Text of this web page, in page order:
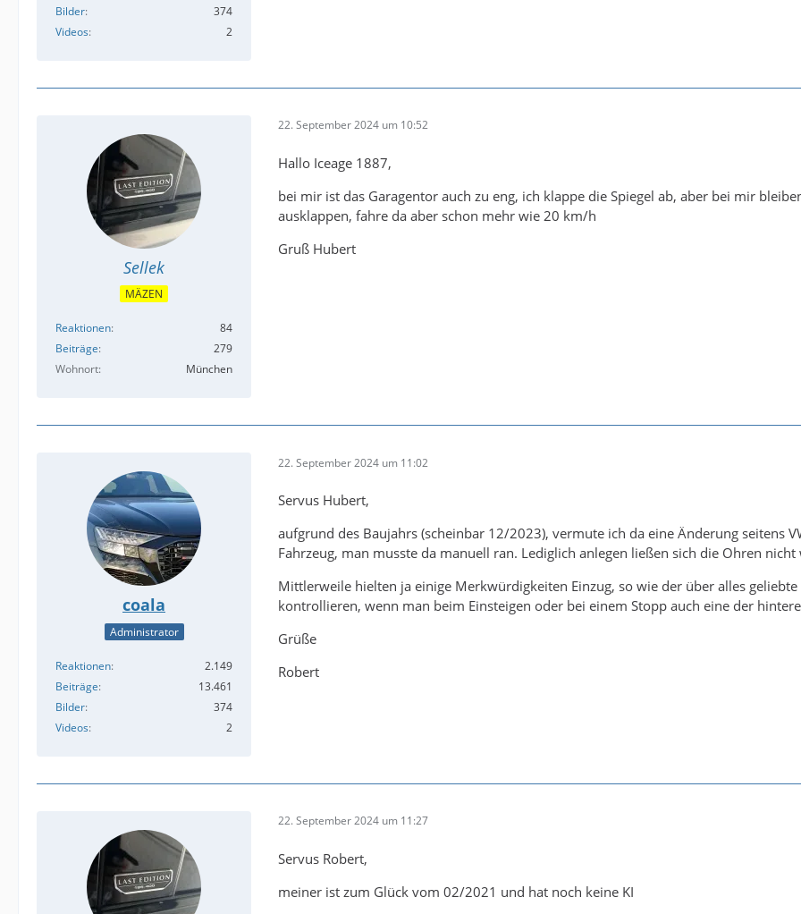
Bilder
374
Videos
2
Sellek
MÄZEN
Reaktionen
84
Beiträge
279
Wohnort
München
22. September 2024 um 10:52
Hallo Iceage 1887,
bei mir ist das Garagentor auch zu eng, ich klappe die Spiegel ab, aber bei mir
ausklappen, fahre da aber schon mehr wie 20 km/h
Gruß Hubert
coala
Administrator
Reaktionen
2.149
Beiträge
13.461
Bilder
374
Videos
2
22. September 2024 um 11:02
Servus Hubert,
aufgrund des Baujahrs (scheinbar 12/2023), vermute ich da eine Änderung seitens
Fahrzeug, man musste da manuell ran. Lediglich anlegen ließen sich die Ohren
Mittlerweile hielten ja einige Merkwürdigkeiten Einzug, so wie der über alles
kontrollieren, wenn man beim Einsteigen oder bei einem Stopp auch eine der
Grüße
Robert
22. September 2024 um 11:27
Servus Robert,
meiner ist zum Glück vom 02/2021 und hat noch keine KI